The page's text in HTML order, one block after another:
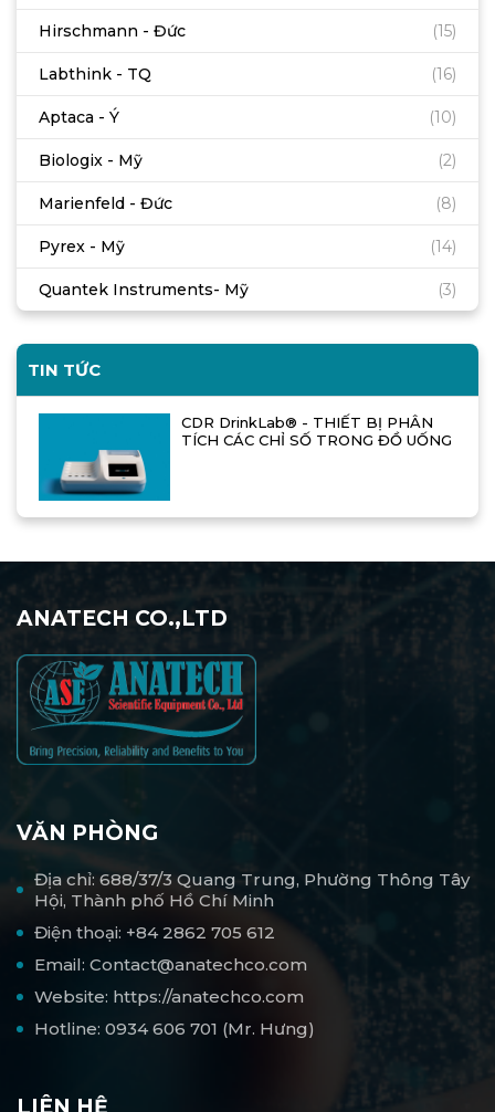
Hirschmann - Đức (15)
Labthink - TQ (16)
Aptaca - Ý (10)
Biologix - Mỹ (2)
Marienfeld - Đức (8)
Pyrex - Mỹ (14)
Quantek Instruments- Mỹ (3)
TIN TỨC
CDR DrinkLab® - THIẾT BỊ PHÂN
TÍCH CÁC CHỈ SỐ TRONG ĐỒ UỐNG
ANATECH CO.,LTD
VĂN PHÒNG
Địa chỉ: 688/37/3 Quang Trung, Phường Thông Tây
Hội, Thành phố Hồ Chí Minh
Điện thoại: +84 2862 705 612
Email: Contact@anatechco.com
Website: https://anatechco.com
Hotline: 0934 606 701 (Mr. Hưng)